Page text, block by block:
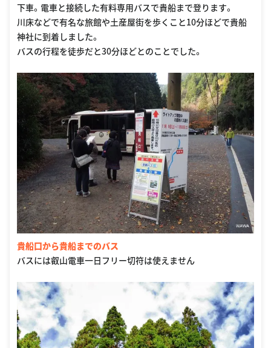
下車。電車と接続した有料専用バスで貴船まで登ります。
川床などで有名な旅館や土産屋街を歩くこと10分ほどで貴船
神社に到着しました。
バスの行程を徒歩だと30分ほどとのことでした。
貴船口から貴船までのバス
バスには叡山電車一日フリー切符は使えません